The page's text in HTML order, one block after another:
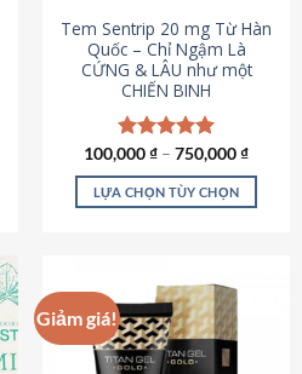
chọn
trên
trang
sản
phẩm
Tem Sentrip 20 mg Từ Hàn
Quốc – Chỉ Ngậm Là
CỨNG & LÂU như một
CHIẾN BINH
Được xếp
hạng5.00
5 sao
100,000₫ – 750,000₫
LỰA CHỌN TÙY CHỌN
có
nhiều
biến
Giảm giá!